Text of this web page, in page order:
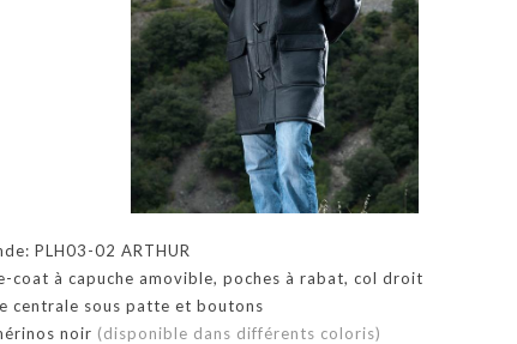
PLH03-02 ARTHUR
coat à capuche amovible, poches à rabat, col droit
centrale sous patte et boutons
noir (disponible dans différents coloris)